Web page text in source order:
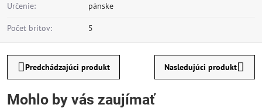
Určenie: pánske
Počet britov: 5
Predchádzajúci produkt Nasledujúci produkt
Mohlo by vás zaujímať